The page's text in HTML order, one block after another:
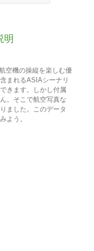
明
空機の操縦を楽しむ優
まれるASIAシーナリ
きます。しかし付属
。そこで航空写真な
ました。このデータ
よう。